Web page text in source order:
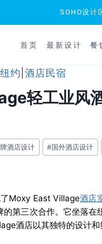
SOHO设计
首页 最新设计 餐
纽约 酒店民宿
轻工业风
酒店设计 #国外酒店设计
Moxy East Village酒店
第三次合作。它坐落
酒店以其独特的设计